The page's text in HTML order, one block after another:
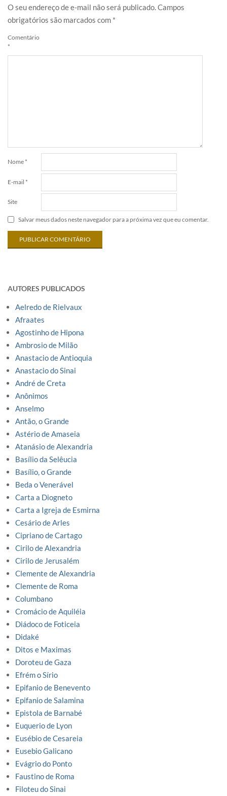
O seu endereço de e-mail não será publicado.Campos
obrigatórios são marcados com *
Comentário
*
Nome *
E-mail *
Site
Salvar meus dados neste navegador para a próxima vez que eu comentar.
AUTORES PUBLICADOS
Aelredo de Rielvaux
Afraates
Agostinho de Hipona
Ambrosio de Milão
Anastacio de Antioquia
Anastacio do Sinai
André de Creta
Anônimos
Anselmo
Antão, o Grande
Astério de Amaseia
Atanásio de Alexandria
Basílio da Selêucia
Basílio, o Grande
Beda o Venerável
Carta a Diogneto
Carta a Igreja de Esmirna
Cesário de Arles
Cipriano de Cartago
Cirilo de Alexandria
Cirilo de Jerusalém
Clemente de Alexandria
Clemente de Roma
Columbano
Cromácio de Aquiléia
Diádoco de Foticeia
Didaké
Ditos e Maximas
Doroteu de Gaza
Efrém o Sírio
Epifanio de Benevento
Epifanio de Salamina
Epistola de Barnabé
Euquerio de Lyon
Eusébio de Cesareia
Eusebio Galicano
Evágrio do Ponto
Faustino de Roma
Filoteu do Sinai